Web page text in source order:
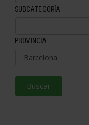
SUBCATEGORÍA
PROVINCIA
Buscar